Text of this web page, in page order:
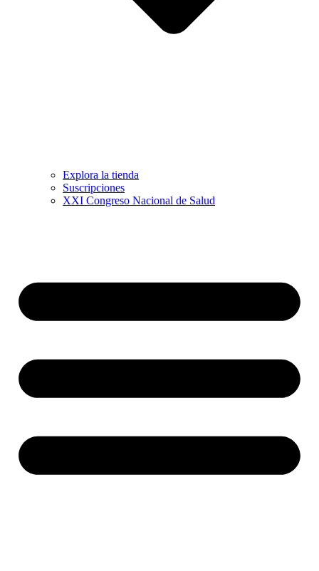
Explora la tienda
Suscripciones
XXI Congreso Nacional de Salud